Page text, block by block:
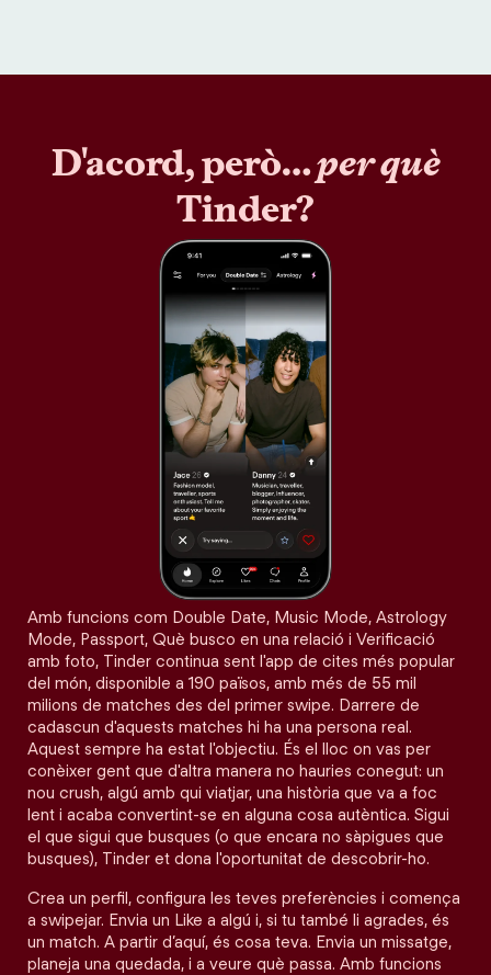
D'acord, però…per què
Tinder?
Amb funcions com Double Date, Music Mode, Astrology
Mode, Passport, Què busco en una relació i Verificació
amb foto, Tinder continua sent l'app de cites més popular
del món, disponible a 190 països, amb més de 55 mil
milions de matches des del primer swipe. Darrere de
cadascun d'aquests matches hi ha una persona real.
Aquest sempre ha estat l'objectiu. És el lloc on vas per
conèixer gent que d'altra manera no hauries conegut: un
nou crush, algú amb qui viatjar, una història que va a foc
lent i acaba convertint-se en alguna cosa autèntica. Sigui
el que sigui que busques (o que encara no sàpigues que
busques), Tinder et dona l'oportunitat de descobrir-ho.
Crea un perfil, configura les teves preferències i comença
a swipejar. Envia un Like a algú i, si tu també li agrades, és
un match. A partir d’aquí, és cosa teva. Envia un missatge,
planeja una quedada, i a veure què passa. Amb funcions